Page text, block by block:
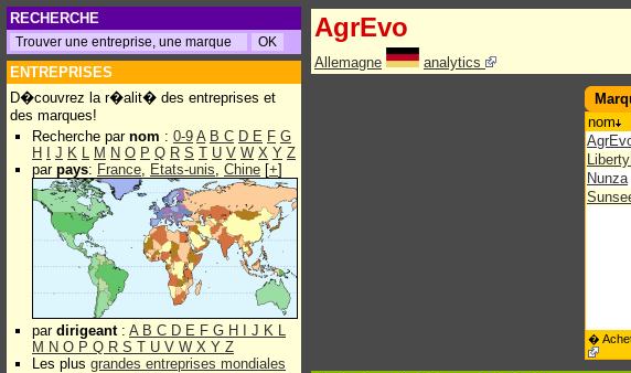
RECHERCHE
ENTREPRISES
D�couvrez la r�alit� des entreprises et
des marques!
Recherche par nom : 0-9 A B C D E F G
H
J K L M N O P Q R S T U V W X Y Z
par pays: France, Etats-unis, Chine [+]
par dirigeant: A B C D E F G H J K L
M N O P Q R S T U V W X Y Z
Les plus grandes entreprises mondiales
AgrEvo
Allemagne analytics
nom
Nunza
�